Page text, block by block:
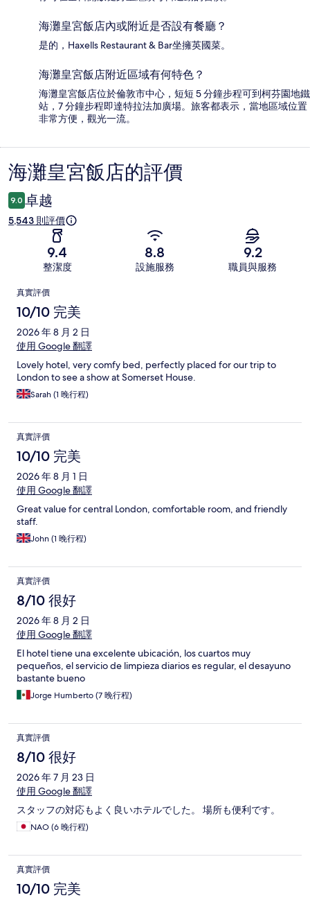
海灘皇宮飯店內或附近是否設有餐廳？
是的，Haxells Restaurant & Bar坐擁英國菜。
海灘皇宮飯店附近區域有何特色？
海灘皇宮飯店位於倫敦市中心，短短 5 分鐘步程可到柯芬園地鐵
站，7 分鐘步程即達特拉法加廣場。旅客都表示，當地區域位置
非常方便，觀光一流。
評
價
海灘皇宮飯店的評價
9.0 卓越
5,543 則評價
9.4
整潔度
8.8
設施服務
9.2
職員與服務
評
價
真實評價
10/10 完美
2026 年 8 月 2 日
使用 Google 翻譯
Lovely hotel, very comfy bed, perfectly placed for our trip to
London to see a show at Somerset House.
Sarah (1 晚行程)
真實評價
10/10 完美
2026 年 8 月 1 日
使用 Google 翻譯
Great value for central London, comfortable room, and friendly
staff.
John (1 晚行程)
真實評價
8/10 很好
2026 年 8 月 2 日
使用 Google 翻譯
El hotel tiene una excelente ubicación, los cuartos muy
pequeños, el servicio de limpieza diarios es regular, el desayuno
bastante bueno
Jorge Humberto (7 晚行程)
真實評價
8/10 很好
2026 年 7 月 23 日
使用 Google 翻譯
スタッフの対応もよく良いホテルでした。 場所も便利です。
NAO (6 晚行程)
真實評價
10/10 完美